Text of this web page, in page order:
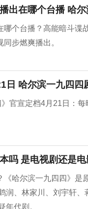
出在哪个台播 哈
哪个台播？高能暗斗
步燃爽播出。
日 哈尔滨一九四四
官宣定档4月21日：
吗 是电视剧还是
《哈尔滨一九四四》是
润、林家川、刘宇轩
年代剧。